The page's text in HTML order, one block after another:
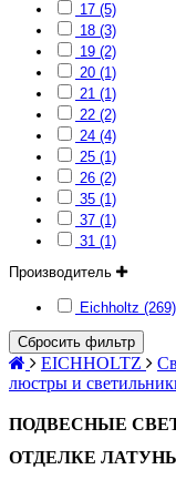
17 (5)
18 (3)
19 (2)
20 (1)
21 (1)
22 (2)
24 (4)
25 (1)
26 (2)
35 (1)
37 (1)
31 (1)
Производитель
Eichholtz (269)
Сбросить фильтр
EICHHOLTZ
люстры и
ПОДВЕСНЫЕ
ОТДЕЛКЕ